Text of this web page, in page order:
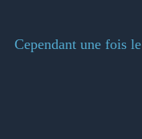
Cependant une fois